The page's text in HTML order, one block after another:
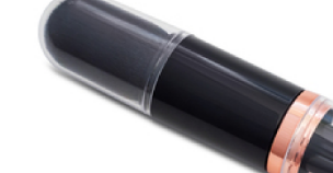
Drinkwaren
Paraplu's
Outdoor en vrije tijd